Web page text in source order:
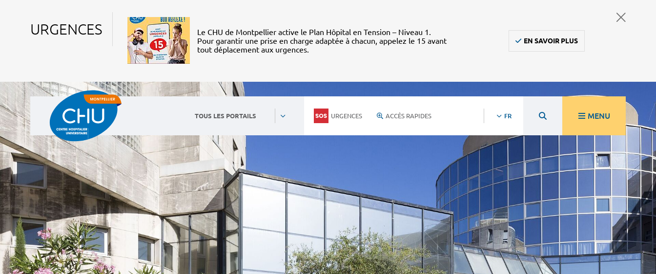
URGENCES
Le CHU de Montpellier active le Plan Hôpital en Tension – Niveau 1.
Pour garantir une prise en charge adaptée à chacun, appelez le 15 avant
tout déplacement aux urgences.
EN SAVOIR PLUS
TOUS LES PORTAILS URGENCES ACCÈS RAPIDES FR MENU